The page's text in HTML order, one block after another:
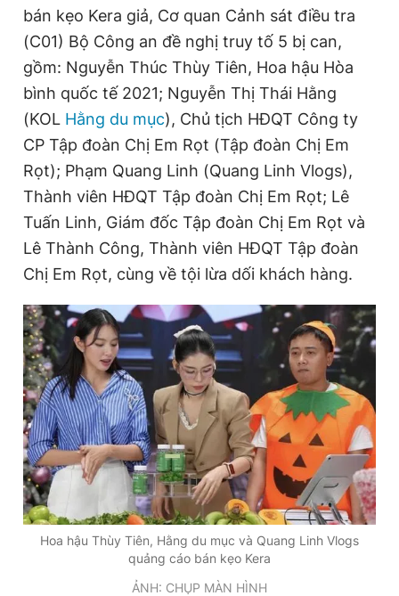
Thông tin tòa soạn Liên hệ quảng cáo
Đọc Thanh Niên trên điện thoại
Theo dõi báo trên
Hotline
0906 645 777
Liên hệ quảng cáo
0908 780 404
Đặt báo Quảng cáo RSS Tòa soạn Chính sách bảo
Tổng biên tập: Nguyễn Ngọc Toàn
Phó tổng biên tập thường trực: Hải Thành
Phó tổng biên tập: Lâm Hiếu Dũng
Phó tổng biên tập: Trần Việt Hưng
Tổng thư ký tòa soạn: Đức Trung
Giấy phép xuất bản số 110/GP - BTTTT cấp ngày 24.3.2020
© 2003-2026 Bản quyền thuộc về Báo Thanh Niên. Cấm sao
chép dưới mọi hình thức nếu không có sự chấp thuận bằng văn
bản. Phát triển bởi ePi Technologies, JSC.
bán kẹo Kera giả, Cơ quan Cảnh sát điều tra
(C01) Bộ Công an đề nghị truy tố 5 bị can,
gồm: Nguyễn Thúc Thùy Tiên, Hoa hậu Hòa
bình quốc tế 2021; Nguyễn Thị Thái Hằng
(KOL Hằng du mục), Chủ tịch HĐQT Công ty
CP Tập đoàn Chị Em Rọt (Tập đoàn Chị Em
Rọt); Phạm Quang Linh (Quang Linh Vlogs),
Thành viên HĐQT Tập đoàn Chị Em Rọt; Lê
Tuấn Linh, Giám đốc Tập đoàn Chị Em Rọt và
Lê Thành Công, Thành viên HĐQT Tập đoàn
Chị Em Rọt, cùng về tội lừa dối khách hàng.
Hoa hậu Thùy Tiên, Hằng du mục và Quang Linh Vlogs
quảng cáo bán kẹo Kera
ẢNH: CHỤP MÀN HÌNH